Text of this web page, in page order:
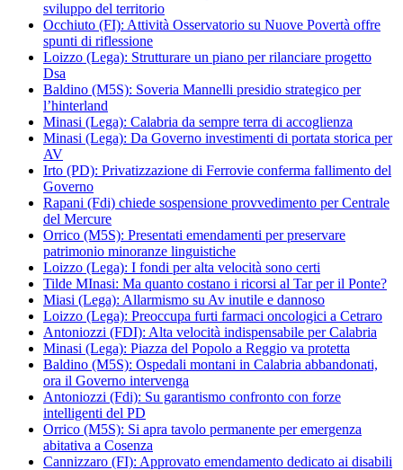
sviluppo del territorio
Occhiuto (FI): Attività Osservatorio su Nuove Povertà offre
spunti di riflessione
Loizzo (Lega): Strutturare un piano per rilanciare progetto
Dsa
Baldino (M5S): Soveria Mannelli presidio strategico per
l’hinterland
Minasi (Lega): Calabria da sempre terra di accoglienza
Minasi (Lega): Da Governo investimenti di portata storica per
AV
Irto (PD): Privatizzazione di Ferrovie conferma fallimento del
Governo
Rapani (Fdi) chiede sospensione provvedimento per Centrale
del Mercure
Orrico (M5S): Presentati emendamenti per preservare
patrimonio minoranze linguistiche
Loizzo (Lega): I fondi per alta velocità sono certi
Tilde MInasi: Ma quanto costano i ricorsi al Tar per il Ponte?
Miasi (Lega): Allarmismo su Av inutile e dannoso
Loizzo (Lega): Preoccupa furti farmaci oncologici a Cetraro
Antoniozzi (FDI): Alta velocità indispensabile per Calabria
Minasi (Lega): Piazza del Popolo a Reggio va protetta
Baldino (M5S): Ospedali montani in Calabria abbandonati,
ora il Governo intervenga
Antoniozzi (Fdi): Su garantismo confronto con forze
intelligenti del PD
Orrico (M5S): Si apra tavolo permanente per emergenza
abitativa a Cosenza
Cannizzaro (FI): Approvato emendamento dedicato ai disabili